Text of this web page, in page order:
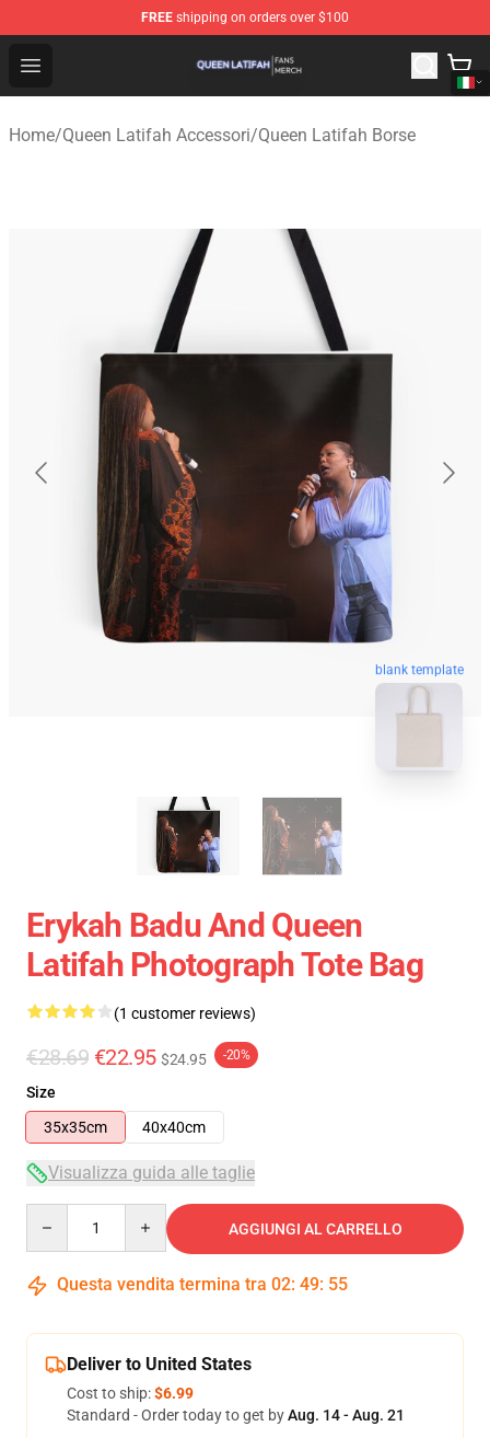
FREE shipping on orders over $100
Open menu
Queen Latifah Shop - Official Queen Latifah
Home/Queen Latifah Accessori/Queen Latifah Borse
blank template
Erykah Badu And Queen
Latifah Photograph Tote Bag
(1 customer reviews)
€28.69 €22.95 $24.95 -20%
Size
35x35cm
40x40cm
Visualizza guida alle taglie
AGGIUNGI AL CARRELLO
Questa vendita termina tra 02: 49: 54
Deliver to United States
Cost to ship:$6.99
Standard - Order today to get byAug. 14 - Aug. 21